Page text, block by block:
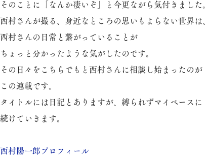
そのことに「なんか凄いぞ」と今更ながら気付きました。
西村さんが撮る、身近なところの思いもよらない世界は、
西村さんの日常と繋がっていることが
ちょっと分かったような気がしたのです。
その日々をこちらでもと西村さんに相談し始まったのが
この連載です。
タイトルには日記とありますが、縛られずマイペースに
続けていきます。
​西村陽一郎プロフィール